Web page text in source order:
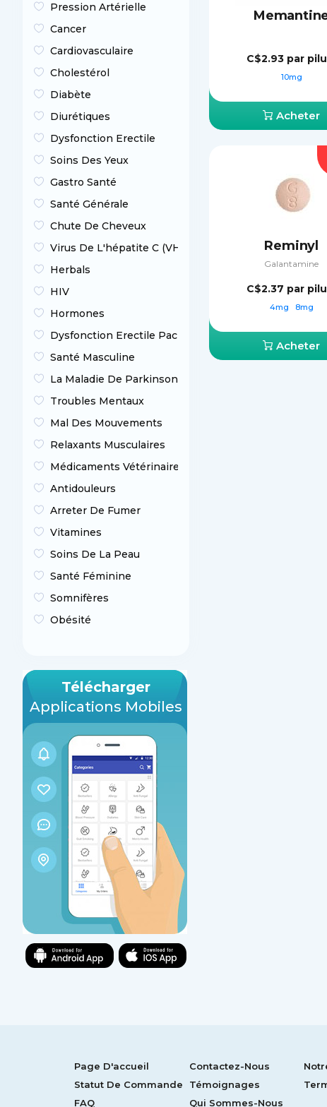
Pression Artérielle
Cancer
Cardiovasculaire
Cholestérol
Diabète
Diurétiques
Dysfonction Erectile
Soins Des Yeux
Gastro Santé
Santé Générale
Chute De Cheveux
Virus De L'hépatite C (VHC)
Herbals
HIV
Hormones
Dysfonction Erectile Packs
Santé Masculine
La Maladie De Parkinson
Troubles Mentaux
Mal Des Mouvements
Relaxants Musculaires
Médicaments Vétérinaires
Antidouleurs
Arreter De Fumer
Vitamines
Soins De La Peau
Santé Féminine
Somnifères
Obésité
Télécharger
Applications Mobiles
C$2.93 par
10mg
Acheter
Reminyl
Galantamine
C$2.37 par
4mg 8mg
Acheter
Page D'accueil Contactez-Nous
Statut De Commande
Témoignages
FAQ
Qui Sommes-Nous